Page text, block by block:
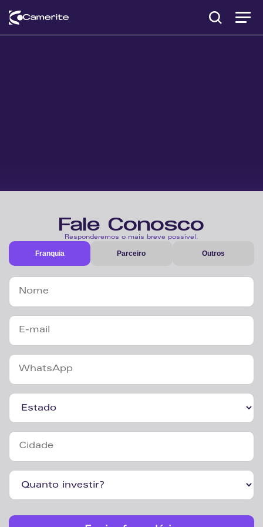
Fale Conosco
Responderemos o mais breve possível.
Franquia Parceiro Outros